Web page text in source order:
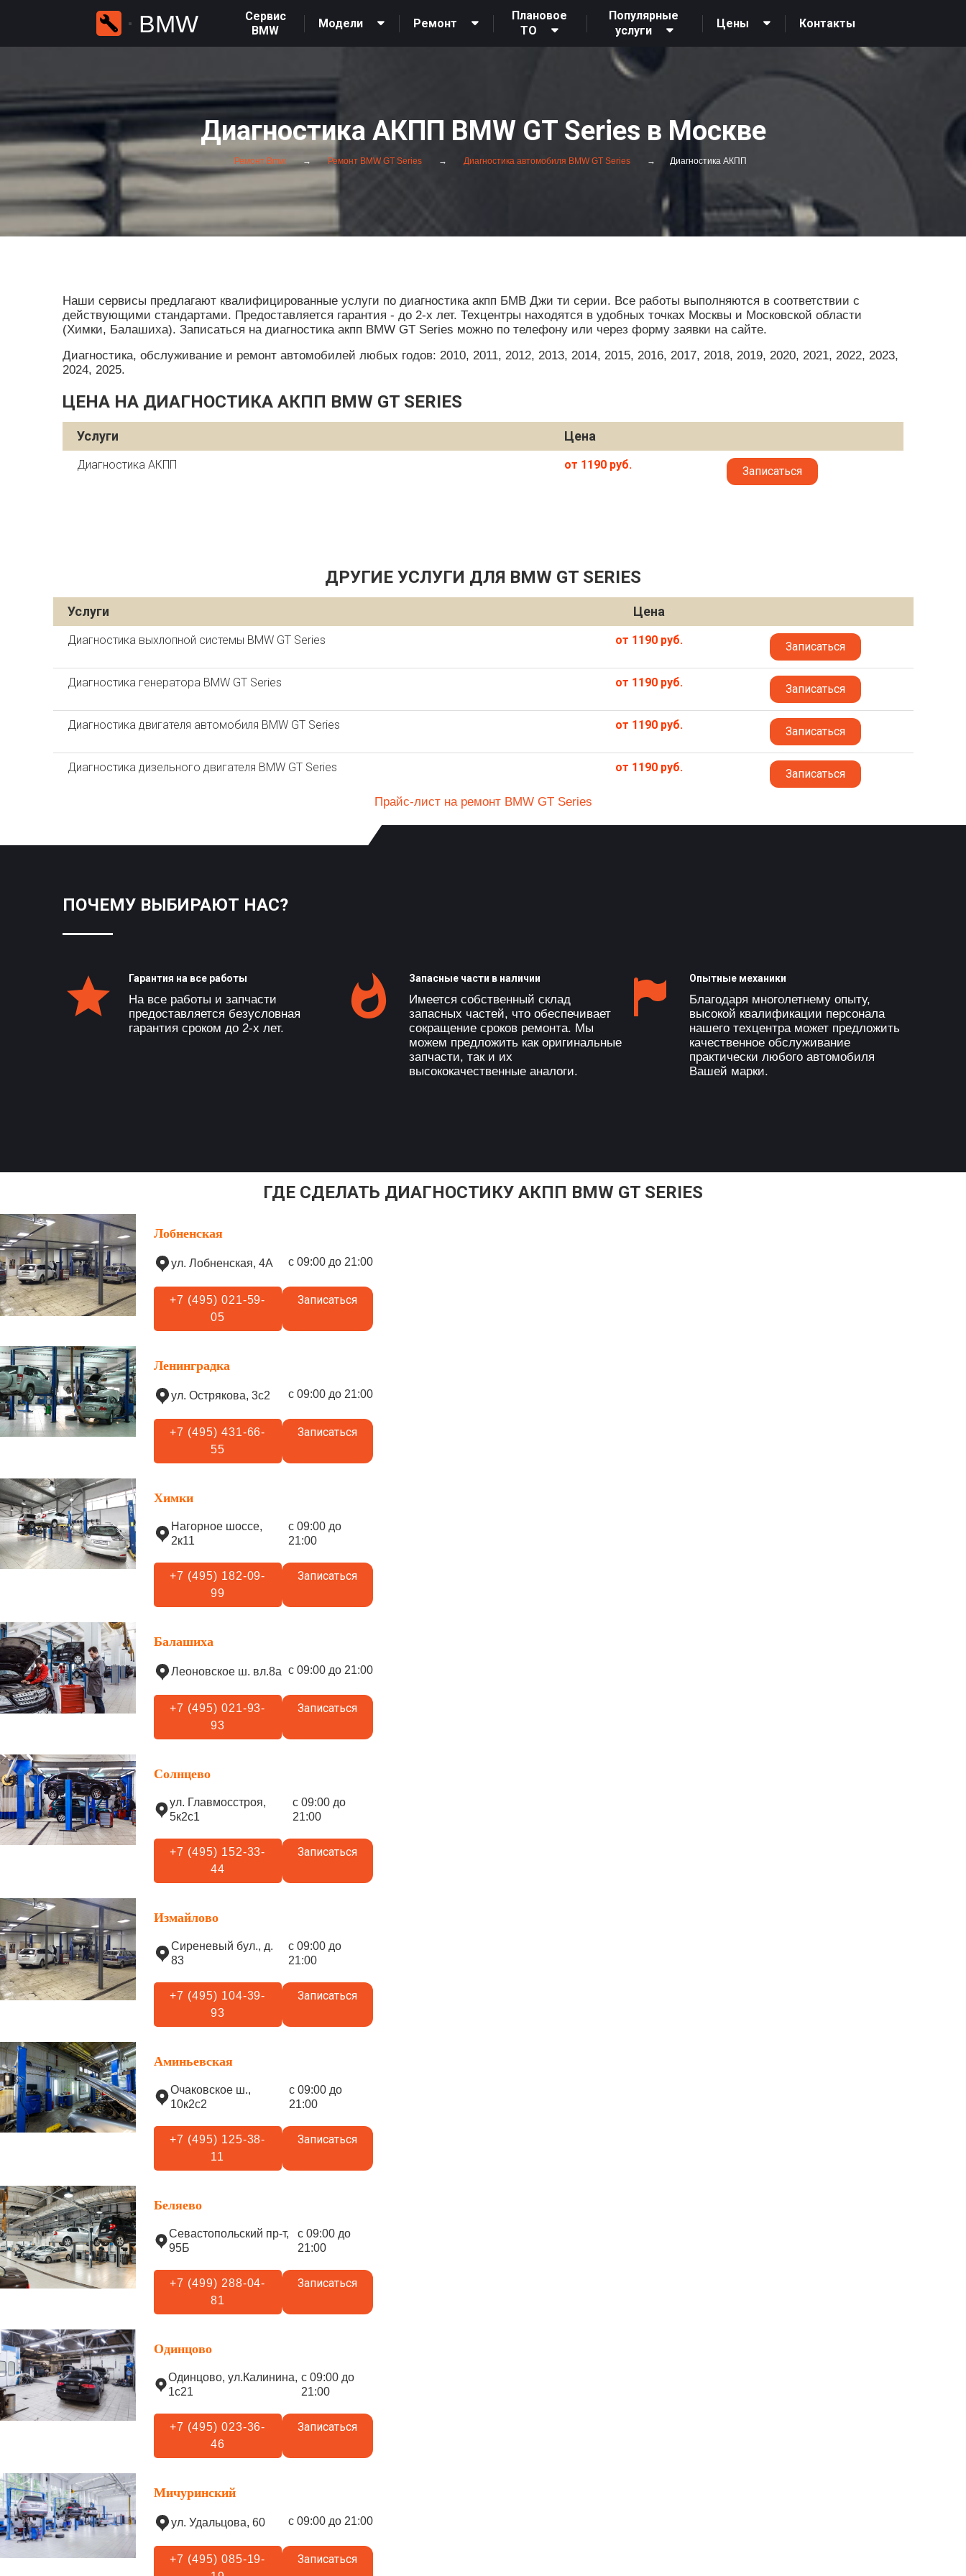
BMW
Сервис
BMW
Модели Ремонт
Плановое
ТО
Популярные
услуги
Цены Контакты
Диагностика АКПП BMW GT Series в Москве
Ремонт Bmw Ремонт BMW GT Series Диагностика автомобиля BMW GT Series Диагностика АКПП
Наши сервисы предлагают квалифицированные услуги по диагностика акпп БМВ Джи ти серии. Все работы выполняются в соответствии с
действующими стандартами. Предоставляется гарантия - до 2-х лет. Техцентры находятся в удобных точках Москвы и Московской области
(Химки, Балашиха). Записаться на диагностика акпп BMW GT Series можно по телефону или через форму заявки на сайте.
Диагностика, обслуживание и ремонт автомобилей любых годов: 2010, 2011, 2012, 2013, 2014, 2015, 2016, 2017, 2018, 2019, 2020, 2021, 2022, 2023,
2024, 2025.
ЦЕНА НА ДИАГНОСТИКА АКПП BMW GT SERIES
Услуги Цена
Диагностика АКПП от 1190 руб. Записаться
ДРУГИЕ УСЛУГИ ДЛЯ BMW GT SERIES
Услуги Цена
Диагностика выхлопной системы BMW GT Series от 1190 руб. Записаться
Диагностика генератора BMW GT Series от 1190 руб. Записаться
Диагностика двигателя автомобиля BMW GT Series от 1190 руб. Записаться
Диагностика дизельного двигателя BMW GT Series от 1190 руб. Записаться
Прайс-лист на ремонт BMW GT Series
ПОЧЕМУ ВЫБИРАЮТ НАС?
Гарантия на все работы
На все работы и запчасти
предоставляется безусловная
гарантия сроком до 2-х лет.
Запасные части в наличии
Имеется собственный склад
запасных частей, что обеспечивает
сокращение сроков ремонта. Мы
можем предложить как оригинальные
запчасти, так и их
высококачественные аналоги.
Опытные механики
Благодаря многолетнему опыту,
высокой квалификации персонала
нашего техцентра может предложить
качественное обслуживание
практически любого автомобиля
Вашей марки.
ГДЕ СДЕЛАТЬ ДИАГНОСТИКУ АКПП BMW GT SERIES
Лобненская
ул. Лобненская, 4А с 09:00 до 21:00
+7 (495) 021-59-
05
Записаться
Ленинградка
ул. Острякова, 3с2 с 09:00 до 21:00
+7 (495) 431-66-
55
Записаться
Химки
Нагорное шоссе,
2к11
с 09:00 до
21:00
+7 (495) 182-09-
99
Записаться
Балашиха
Леоновское ш. вл.8а с 09:00 до 21:00
+7 (495) 021-93-
93
Записаться
Солнцево
ул. Главмосстроя,
5к2с1
с 09:00 до
21:00
+7 (495) 152-33-
44
Записаться
Измайлово
Сиреневый бул., д.
83
с 09:00 до
21:00
+7 (495) 104-39-
93
Записаться
Аминьевская
Очаковское ш.,
10к2с2
с 09:00 до
21:00
+7 (495) 125-38-
11
Записаться
Беляево
Севастопольский пр-т,
95Б
с 09:00 до
21:00
+7 (499) 288-04-
81
Записаться
Одинцово
Одинцово, ул.Калинина,
1с21
с 09:00 до
21:00
+7 (495) 023-36-
46
Записаться
Мичуринский
ул. Удальцова, 60 с 09:00 до 21:00
+7 (495) 085-19-
Записаться